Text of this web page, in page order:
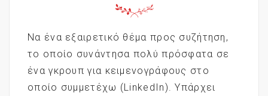
Να ένα εξαιρετικό θέμα προς συζήτηση,
το οποίο συνάντησα πολύ πρόσφατα σε
ένα γκρουπ για κειμενογράφους στο
οποίο συμμετέχω (LinkedIn). Υπάρχει